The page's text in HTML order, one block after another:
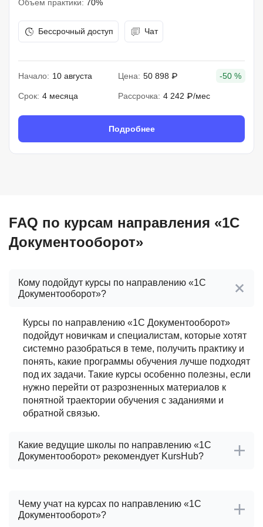
Объем практики: 70%
Бессрочный доступ Чат
Начало: 10 августа Цена: 50 898 ₽ -50 %
Срок: 4 месяца Рассрочка: 4 242 ₽/мес
Подробнее
FAQ по курсам направления «1С
Документооборот»
Кому подойдут курсы по направлению «1С
Документооборот»?
Курсы по направлению «1С Документооборот»
подойдут новичкам и специалистам, которые хотят
системно разобраться в теме, получить практику и
понять, какие программы обучения лучше подходят
под их задачи. Такие курсы особенно полезны, если
нужно перейти от разрозненных материалов к
понятной траектории обучения с заданиями и
обратной связью.
Какие ведущие школы по направлению «1С
Документооборот» рекомендует KursHub?
Документооборот» KursHub выделяет ведущие
проверенные школы:
Чему учат на курсах по направлению «1С
Документооборот»?